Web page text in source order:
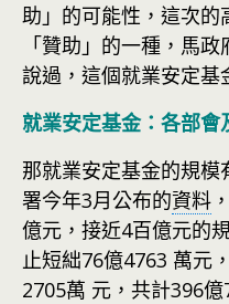
助」的可能性，這次
「贊助」的一種，馬
說過，這個就業安定基
就業安定基金：各部會
那就業安定基金的規
署今年3月公布的資料
億元，接近4百億元的
止短絀76億4763 萬元
2705萬 元，共計396億